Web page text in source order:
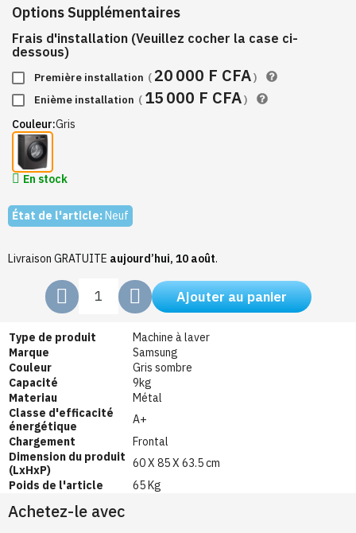
Options Supplémentaires
Frais d'installation (Veuillez cocher la case ci-
dessous)
Première installation ( 20 000 F CFA)
Enième installation ( 15 000 F CFA)
Couleur Gris
En stock
État de l'article: Neuf
Livraison GRATUITE aujourd’hui, 10 août.
Ajouter au panier
Type de produit
Machine à laver
Marque
Samsung
Couleur
Gris sombre
Capacité
9kg
Materiau
Métal
Classe d'efficacité
énergétique
A+
Chargement
Frontal
Dimension du produit
(LxHxP)
60 X 85 X 63.5 cm
Poids de l'article
65 Kg
Achetez-le avec